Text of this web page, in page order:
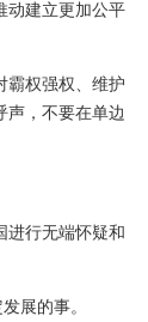
动建立更加公平
霸权强权、维护
声，不要在单边
进行无端怀疑和
展的事。